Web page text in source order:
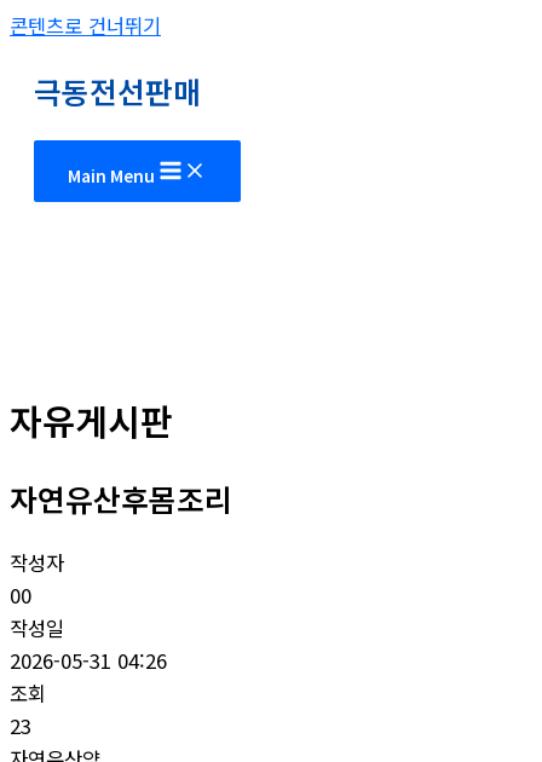
콘텐츠로 건너뛰기
극동전선판매
Main Menu
자유게시판
자연유산후몸조리
작성자
00
작성일
2026-05-31 04:26
조회
23